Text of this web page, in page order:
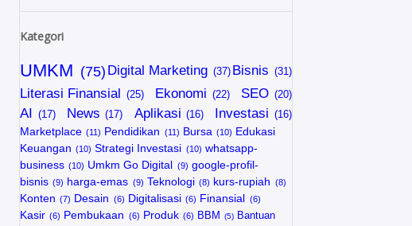
Kategori
UMKM Digital Marketing
Bisnis
Literasi Finansial
Ekonomi
SEO
AI
News Aplikasi Investasi
Marketplace Pendidikan Bursa
Edukasi
Keuangan
Strategi Investasi
whatsapp-
business
Umkm Go Digital
google-profil-
bisnis
harga-emas Teknologi
kurs-rupiah
Konten
Desain Digitalisasi
Finansial
Kasir
Pembukaan Produk BBM
Bantuan